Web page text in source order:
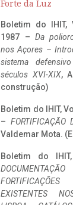
Forte da Luz
Boletim do IHIT,
1987 – Da
nos Açores –
sistema
séculos XVI-XIX,
construção)
Boletim do IHIT,
– FORTIFICAÇÃO
Valdemar Mota.
Boletim do
EXISTENTES